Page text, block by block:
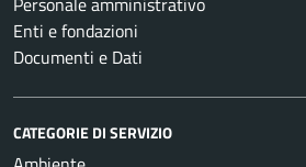
Enti e fondazioni
Documenti e Dati
CATEGORIE DI SERVIZIO